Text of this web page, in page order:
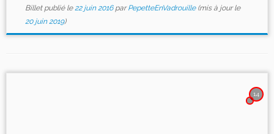
Billet publié le22 juin 2016 parPepetteEnVadrouille(mis à jour le
20 juin 2019)
14